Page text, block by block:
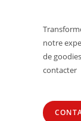
notre
de
contacter